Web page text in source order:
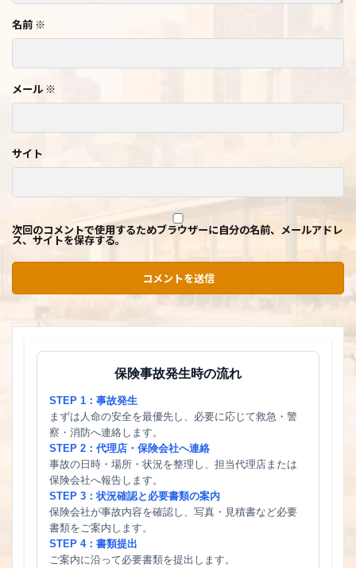
名前 ※
メール ※
サイト
次回のコメントで使用するためブラウザーに自分の名前、メールアドレ
ス、サイトを保存する。
保険事故発生時の流れ
STEP 1：事故発生
まずは人命の安全を最優先し、必要に応じて救急・警
察・消防へ連絡します。
STEP 2：代理店・保険会社へ連絡
事故の日時・場所・状況を整理し、担当代理店または
保険会社へ報告します。
STEP 3：状況確認と必要書類の案内
保険会社が事故内容を確認し、写真・見積書など必要
書類をご案内します。
STEP 4：書類提出
ご案内に沿って必要書類を提出します。